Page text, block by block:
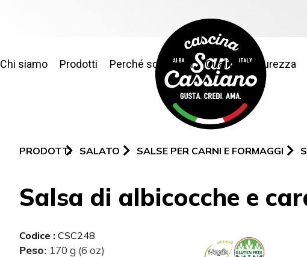
Chi siamo Prodotti Perché sceglierci Qualità e sicurezza
PRODOTTI SALATO SALSE PER CARNI E FORMAGGI
Salsa di albicocche e
Codice : CSC248
Peso: 170 g (6 oz)